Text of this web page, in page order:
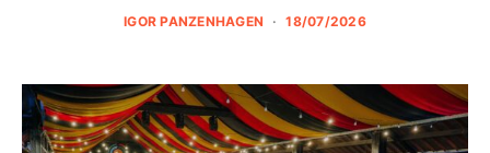
IGOR PANZENHAGEN 18/07/2026